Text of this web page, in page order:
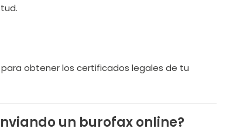
obtener los certificados legales de tu
un burofax online?